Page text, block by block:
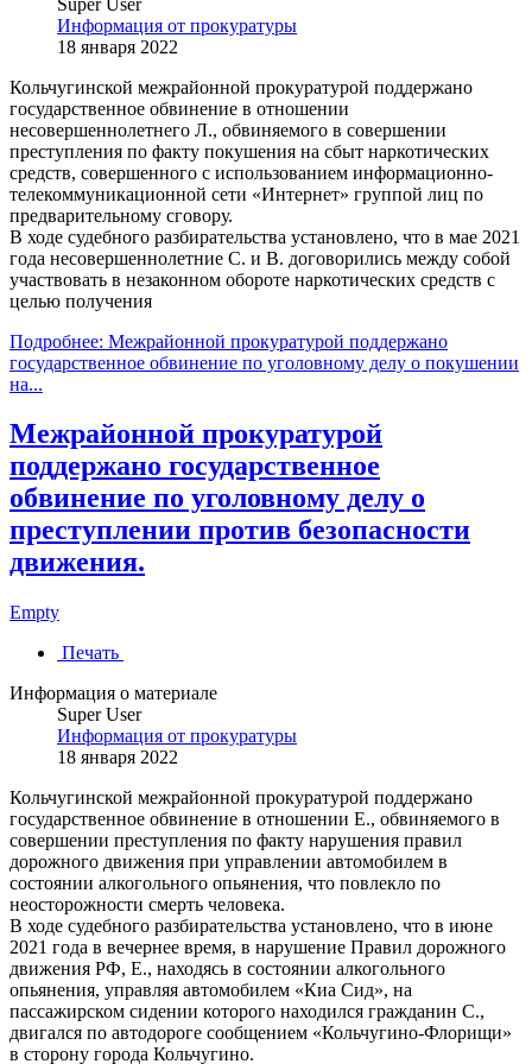
Информация от прокуратуры
18 января 2022
Кольчугинской межрайонной прокуратурой поддержано
государственное обвинение в отношении
несовершеннолетнего Л., обвиняемого в совершении
преступления по факту покушения на сбыт наркотических
средств, совершенного с использованием информационно-
телекоммуникационной сети «Интернет» группой лиц по
предварительному сговору.
В ходе судебного разбирательства установлено, что в мае 2021
года несовершеннолетние С. и В. договорились между собой
участвовать в незаконном обороте наркотических средств с
целью получения
Подробнее: Межрайонной прокуратурой поддержано
государственное обвинение по уголовному делу о покушении
на...
Межрайонной прокуратурой
поддержано государственное
обвинение по уголовному делу о
преступлении против безопасности
движения.
Empty
Печать
Информация о материале
Super User
Информация от прокуратуры
18 января 2022
Кольчугинской межрайонной прокуратурой поддержано
государственное обвинение в отношении Е., обвиняемого в
совершении преступления по факту нарушения правил
дорожного движения при управлении автомобилем в
состоянии алкогольного опьянения, что повлекло по
неосторожности смерть человека.
В ходе судебного разбирательства установлено, что в июне
2021 года в вечернее время, в нарушение Правил дорожного
движения РФ, Е., находясь в состоянии алкогольного
опьянения, управляя автомобилем «Киа Сид», на
пассажирском сидении которого находился гражданин С.,
двигался по автодороге сообщением «Кольчугино-Флорищи»
в сторону города Кольчугино.